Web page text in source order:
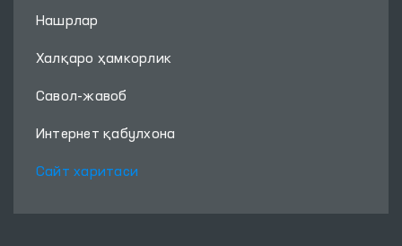
Нашрлар
Халқаро ҳамкорлик
Савол-жавоб
Интернет қабулхона
Сайт харитаси